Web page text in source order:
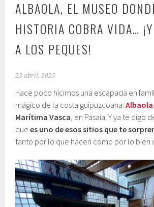
ALBAOLA, EL MUSEO
HISTORIA COBRA VIDA…
A LOS PEQUES!
23 abril, 2025
Hace poco hicimos una escapada en
mágico de la costa guipuzcoana:Albaola
Marítima Vasca, en Pasaia. Y ya te digo
quees uno de esos sitios que te
tanto por lo que hacen como por lo bien